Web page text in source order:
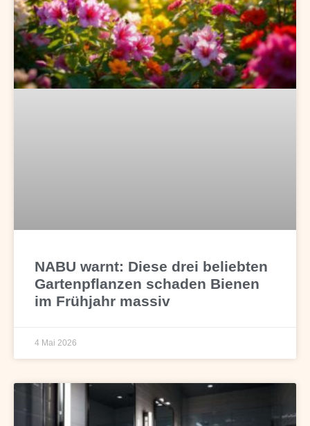
NABU warnt: Diese drei beliebten
Gartenpflanzen schaden Bienen
im Frühjahr massiv
4 Mai 2026